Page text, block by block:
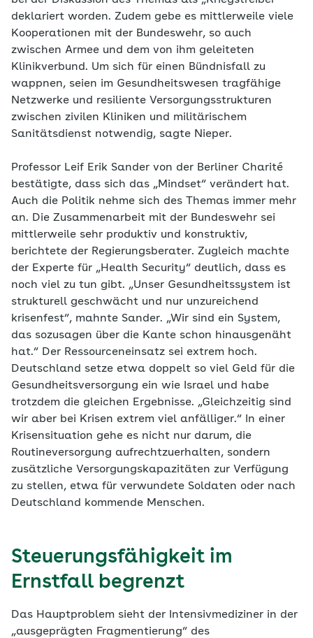
deklariert worden. Zudem gebe es mittlerweile viele
Kooperationen mit der Bundeswehr, so auch
zwischen Armee und dem von ihm geleiteten
Klinikverbund. Um sich für einen Bündnisfall zu
wappnen, seien im Gesundheitswesen tragfähige
Netzwerke und resiliente Versorgungsstrukturen
zwischen zivilen Kliniken und militärischem
Sanitätsdienst notwendig, sagte Nieper.
Professor Leif Erik Sander von der Berliner Charité
bestätigte, dass sich das „Mindset“ verändert hat.
Auch die Politik nehme sich des Themas immer mehr
an. Die Zusammenarbeit mit der Bundeswehr sei
mittlerweile sehr produktiv und konstruktiv,
berichtete der Regierungsberater. Zugleich machte
der Experte für „Health Security“ deutlich, dass es
noch viel zu tun gibt. „Unser Gesundheitssystem ist
strukturell geschwächt und nur unzureichend
krisenfest“, mahnte Sander. „Wir sind ein System,
das sozusagen über die Kante schon hinausgenäht
hat.“ Der Ressourceneinsatz sei extrem hoch.
Deutschland setze etwa doppelt so viel Geld für die
Gesundheitsversorgung ein wie Israel und habe
trotzdem die gleichen Ergebnisse. „Gleichzeitig sind
wir aber bei Krisen extrem viel anfälliger.“ In einer
Krisensituation gehe es nicht nur darum, die
Routineversorgung aufrechtzuerhalten, sondern
zusätzliche Versorgungskapazitäten zur Verfügung
zu stellen, etwa für verwundete Soldaten oder nach
Deutschland kommende Menschen.
Steuerungsfähigkeit im
Ernstfall begrenzt
Das Hauptproblem sieht der Intensivmediziner in der
„ausgeprägten Fragmentierung“ des